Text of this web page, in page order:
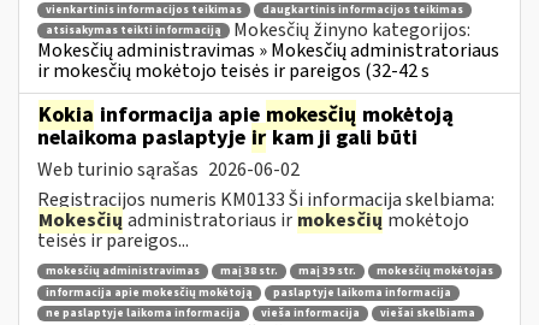
vienkartinis informacijos teikimas
daugkartinis informacijos teikimas
atsisakymas teikti informaciją
Mokesčių žinyno kategorijos:
Mokesčių administravimas » Mokesčių administratoriaus
ir mokesčių mokėtojo teisės ir pareigos (32-42 s
Kokia informacija apie mokesčių mokėtoją
nelaikoma paslaptyje irkam ji gali būti
Web turinio sąrašas 2026-06-02
Registracijos numeris KM0133 Ši informacija skelbiama:
Mokesčių administratoriaus ir mokesčių mokėtojo
teisės ir pareigos...
mokesčių administravimas maį 38 str. maį 39 str.
mokesčių mokėtojas
informacija apie mokesčių mokėtoją
paslaptyje laikoma informacija
ne paslaptyje laikoma informacija
vieša informacija
viešai skelbiama